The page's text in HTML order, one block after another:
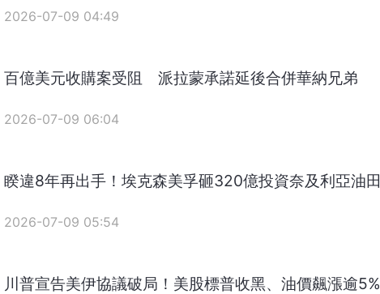
2026-07-09 04:49
百億美元收購案受阻 派拉蒙承諾延後合併華納兄弟
2026-07-09 06:04
睽違8年再出手！埃克森美孚砸320億投資奈及利亞油田
2026-07-09 05:54
川普宣告美伊協議破局！美股標普收黑、油價飆漲逾5%